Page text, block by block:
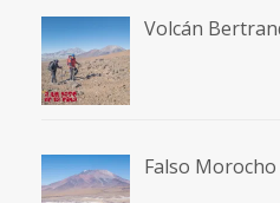
Volcán
Falso Morocho